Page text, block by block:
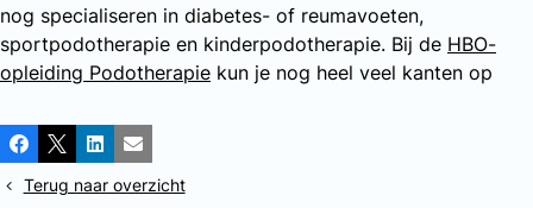
nog specialiseren in diabetes- of reumavoeten,
sportpodotherapie en kinderpodotherapie. Bij de HBO-
opleiding Podotherapie kun je nog heel veel kanten op
Deel
dit
bericht
Facebook
X LinkedInE-mail
Terug naar overzicht